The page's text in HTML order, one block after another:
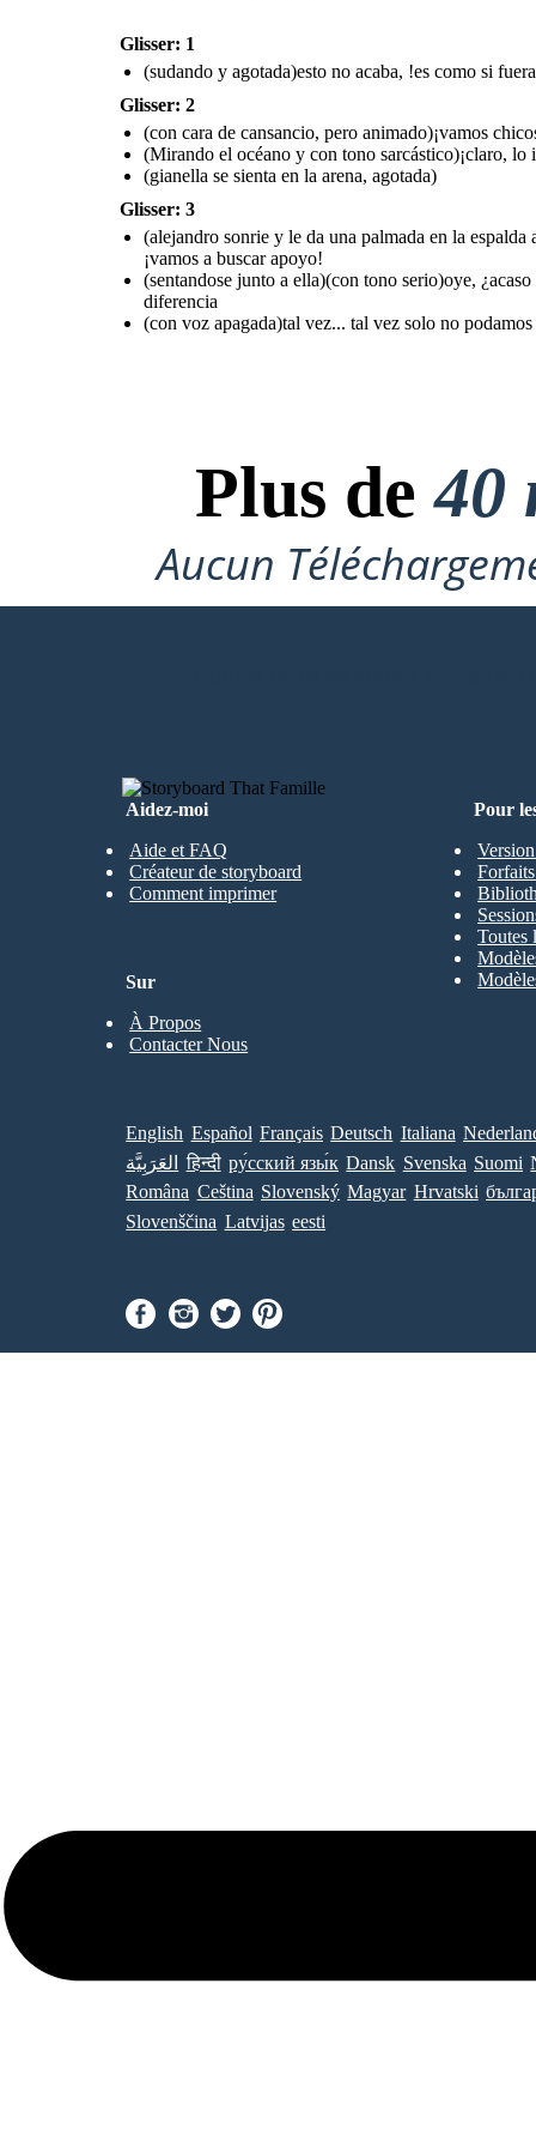
Glisser: 1
(sudando y agotada)esto no acaba, !es como si
Glisser: 2
(con cara de cansancio, pero animado)¡vamos
(Mirando el océano y con tono sarcástico)¡claro, lo
(gianella se sienta en la arena, agotada)
Glisser: 3
(alejandro sonrie y le da una palmada en la
¡vamos a buscar apoyo!
(sentandose junto a ella)(con tono serio)oye,
diferencia
(con voz apagada)tal vez... tal vez solo no
Plus de40
Aucun
Aidez-moi
Aide et FAQ
Créateur de storyboard
Comment imprimer
Pour
Toutes
Sur
À Propos
Contacter Nous
English Español Français Deutsch Italiana
العَرَبِيَّة
हिन्दी ру́сский язы́к Dansk Svenska Suomi
Româna Ceština Slovenský Magyar Hrvatski
Slovenščina Latvijas eesti